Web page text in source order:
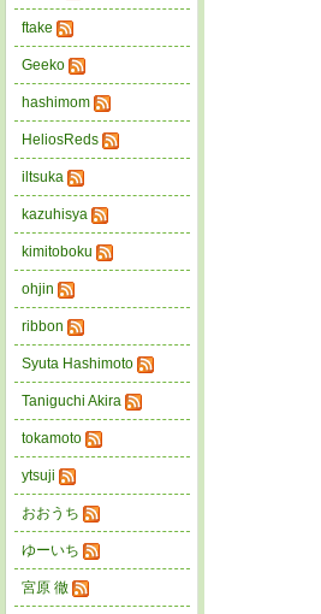
ftake
Geeko
hashimom
HeliosReds
iltsuka
kazuhisya
kimitoboku
ohjin
ribbon
Syuta Hashimoto
Taniguchi Akira
tokamoto
ytsuji
おおうち
ゆーいち
宮原 徹